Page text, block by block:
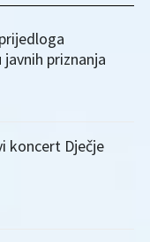
priznanja
koncert Dječje